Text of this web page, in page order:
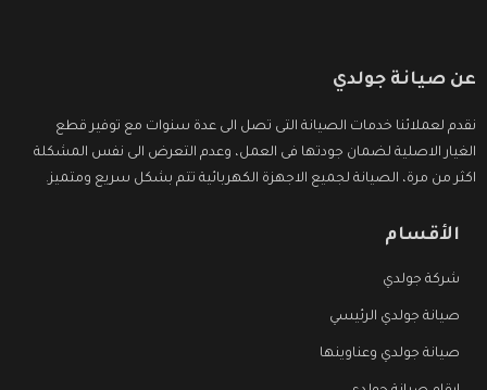
عن صيانة جولدي
نقدم لعملائنا خدمات الصيانة التى تصل الى عدة سنوات مع توفير قطع
الغيار الاصلية لضمان جودتها فى العمل، وعدم التعرض الى نفس المشكلة
اكثر من مرة، الصيانة لجميع الاجهزة الكهربائية تتم بشكل سريع ومتميز.
الأقسام
شركة جولدي
صيانة جولدي الرئيسي
صيانة جولدي وعناوينها